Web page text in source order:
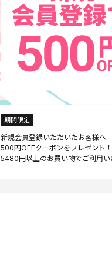
期間限定
新規会員登録いただいたお客様へ
500円OFFクーポンをプレゼント！